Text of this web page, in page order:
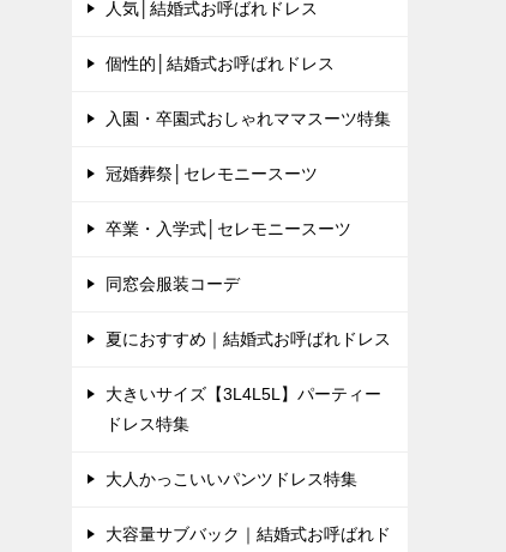
人気│結婚式お呼ばれドレス
個性的│結婚式お呼ばれドレス
入園・卒園式おしゃれママスーツ特集
冠婚葬祭│セレモニースーツ
卒業・入学式│セレモニースーツ
同窓会服装コーデ
夏におすすめ｜結婚式お呼ばれドレス
大きいサイズ【3L4L5L】パーティー
ドレス特集
大人かっこいいパンツドレス特集
大容量サブバック｜結婚式お呼ばれド